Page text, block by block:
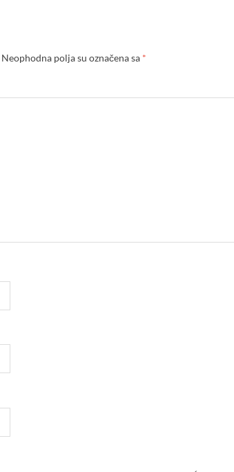
Neophodna polja su označena sa *